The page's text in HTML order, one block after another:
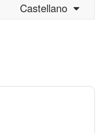
Castellano